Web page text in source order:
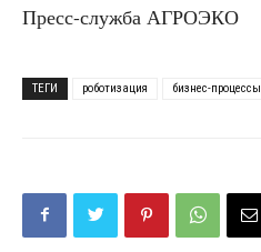
Пресс-служба АГРОЭКО
ТЕГИ роботизация бизнес-процессы